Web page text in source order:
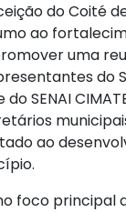
do Coité
ao
uma
do
SENAI
ao
foco principal